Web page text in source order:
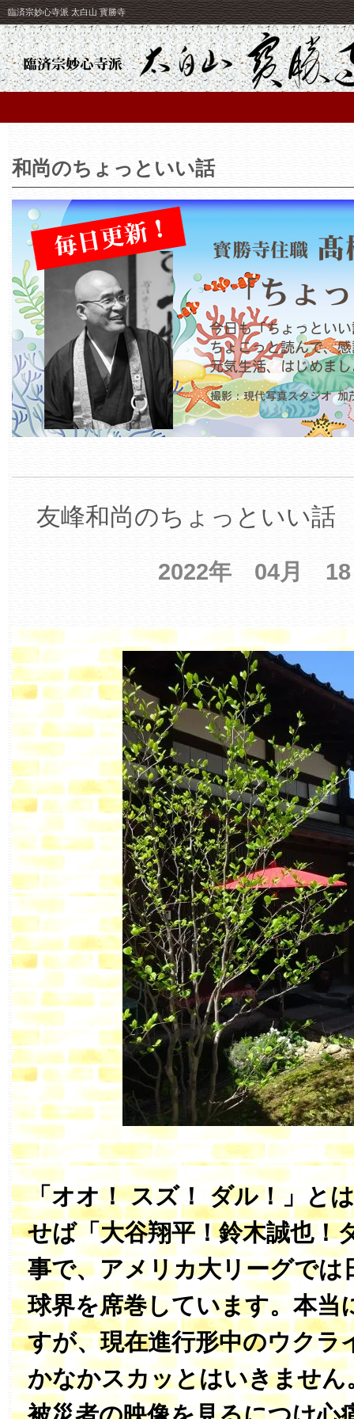
臨済宗妙心寺派 太白山 寳勝寺
和尚のちょっといい話
友峰和尚のちょっといい話
2022年 04月
「オオ！ スズ！ ダル！」と
せば「大谷翔平！鈴木誠也！
事で、アメリカ大リーグでは
球界を席巻しています。本当
すが、現在進行形中のウクラ
かなかスカッとはいきません